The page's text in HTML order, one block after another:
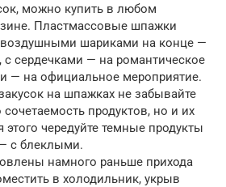
можно купить в любом
Пластмассовые шпажки
воздушными шариками на конце —
с сердечками — на романтическое
— на официальное мероприятие.
на шпажках не забывайте
продуктов, но и их
чередуйте темные продукты
с блеклыми.
намного раньше прихода
в холодильник, укрыв